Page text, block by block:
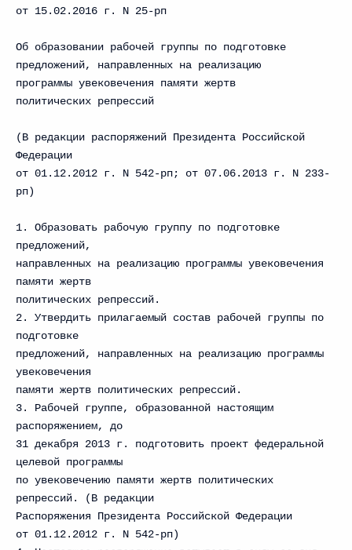
от 15.02.2016 г. N 25-рп
Об образовании рабочей группы по подготовке
предложений, направленных на реализацию
программы увековечения памяти жертв
политических репрессий
(В редакции распоряжений Президента Российской
Федерации
от 01.12.2012 г. N 542-рп; от 07.06.2013 г. N 233-
рп)
1. Образовать рабочую группу по подготовке
предложений,
направленных на реализацию программы увековечения
памяти жертв
политических репрессий.
2. Утвердить прилагаемый состав рабочей группы по
подготовке
предложений, направленных на реализацию программы
увековечения
памяти жертв политических репрессий.
3. Рабочей группе, образованной настоящим
распоряжением, до
31 декабря 2013 г. подготовить проект федеральной
целевой программы
по увековечению памяти жертв политических
репрессий. (В редакции
Распоряжения Президента Российской Федерации
от 01.12.2012 г. N 542-рп)